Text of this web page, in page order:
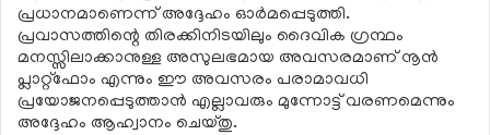
പ്രധാനമാണെന്ന് അദ്ദേഹം ഓര്‍മപ്പെടുത്തി.
പ്രവാസത്തിന്റെ തിരക്കിനിടയിലും ദൈവിക ഗ്രന്ഥം
മനസ്സിലാക്കാനുള്ള അസുലഭമായ അവസരമാണ് നൂന്‍
പ്ലാറ്റ്‌ഫോം എന്നും ഈ അവസരം പരാമാവധി
പ്രയോജനപ്പെടുത്താന്‍ എല്ലാവരും മുന്നോട്ട് വരണമെന്നും
അദ്ദേഹം ആഹ്വാനം ചെയ്തു.